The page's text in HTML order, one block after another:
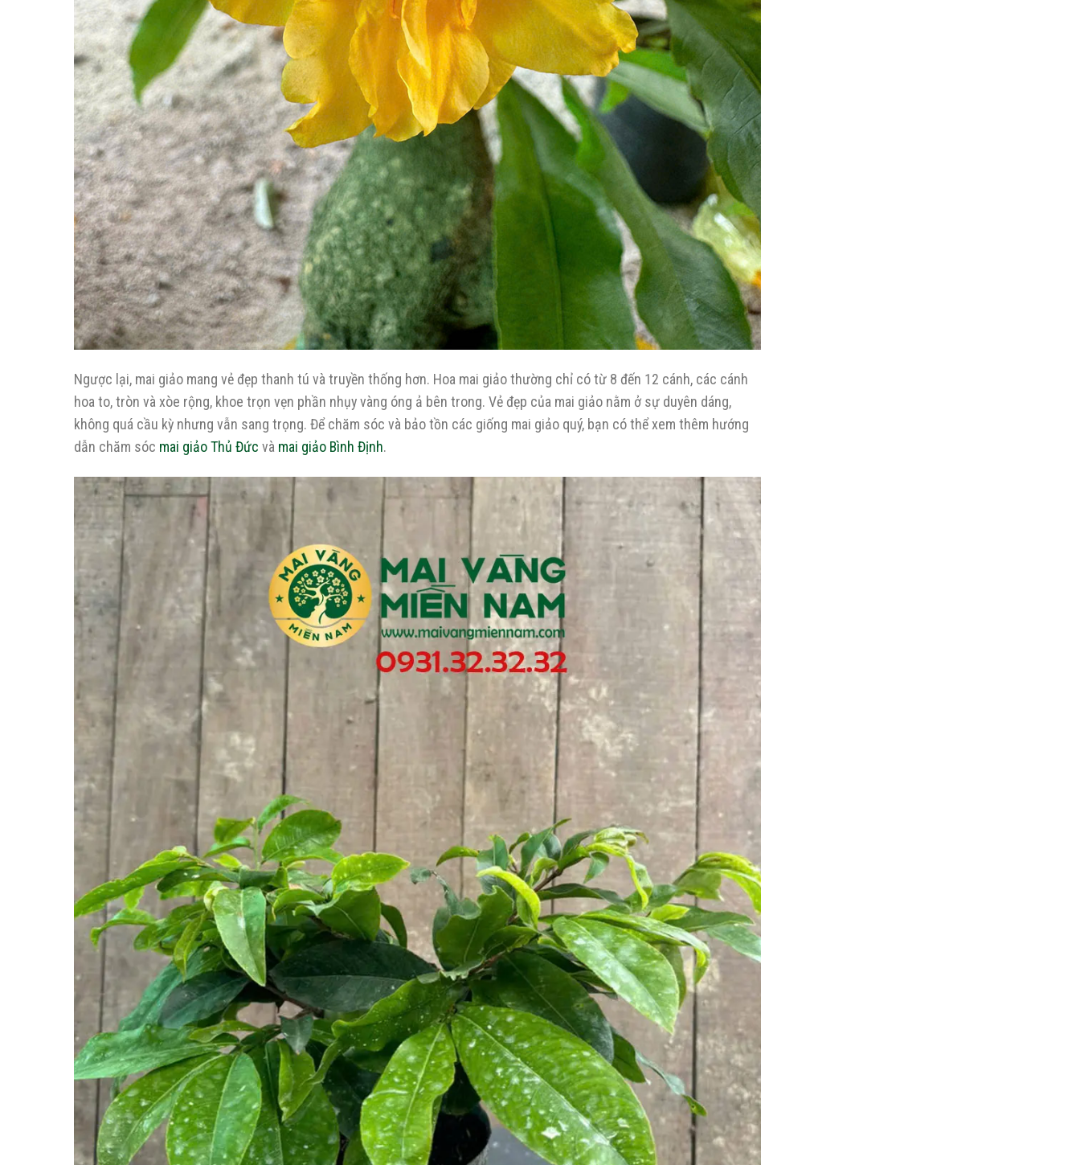
Ngược lại, mai giảo mang vẻ đẹp thanh tú và truyền thống hơn. Hoa mai giảo thường chỉ có từ 8 đến 12 cánh, các cánh
hoa to, tròn và xòe rộng, khoe trọn vẹn phần nhụy vàng óng ả bên trong. Vẻ đẹp của mai giảo nằm ở sự duyên dáng,
không quá cầu kỳ nhưng vẫn sang trọng. Để chăm sóc và bảo tồn các giống mai giảo quý, bạn có thể xem thêm hướng
dẫn chăm sóc mai giảo Thủ Đức và mai giảo Bình Định.